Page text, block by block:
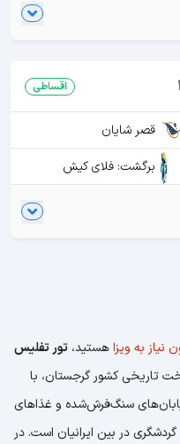
اقساطی
قصر شایان
برگشت: فلای کیش
نیاز به ویزاهستید، تور تفلیس
تاریخی کشور گرجستان، با
سنگ‌فرش‌شده و غذاهای
در بین ایرانیان است. در